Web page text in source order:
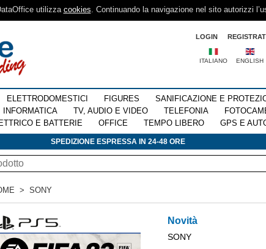
utilizza cookies. Continuando la navigazione nel sito autorizzi
LOGIN
ITALIANO ENGLISH
ELETTRODOMESTICI FIGURES SANIFICAZIONE E
INFORMATICA TV, AUDIO E VIDEO TELEFONIA
E BATTERIE
OFFICE TEMPO LIBERO GPS E
SPEDIZIONE ESPRESSA IN 24-48 ORE
> SONY
Novità
SONY